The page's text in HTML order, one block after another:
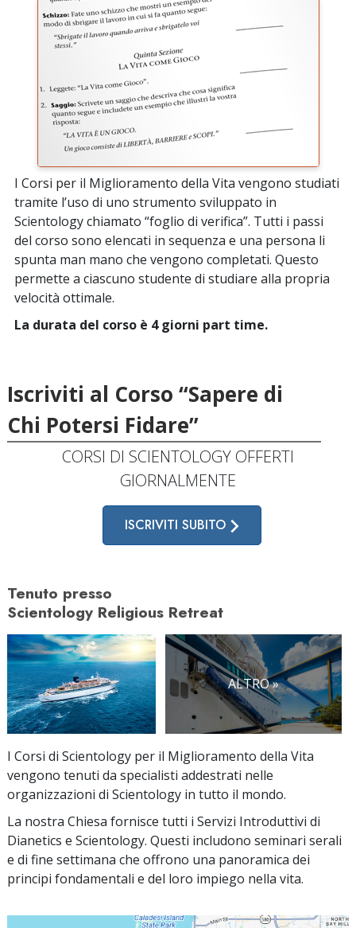
I Corsi per il Miglioramento della Vita vengono studiati
tramite l’uso di uno strumento sviluppato in
Scientology chiamato “foglio di verifica”. Tutti i passi
del corso sono elencati in sequenza e una persona li
spunta man mano che vengono completati. Questo
permette a ciascuno studente di studiare alla propria
velocità ottimale.
La durata del corso è 4 giorni part time.
Iscriviti al Corso “Sapere di
Chi Potersi Fidare”
CORSI DI SCIENTOLOGY OFFERTI
GIORNALMENTE
ISCRIVITI SUBITO
Tenuto presso
Scientology Religious Retreat
ALTRO »
I Corsi di Scientology per il Miglioramento della Vita
vengono tenuti da specialisti addestrati nelle
organizzazioni di Scientology in tutto il mondo.
La nostra Chiesa fornisce tutti i Servizi Introduttivi di
Dianetics e Scientology. Questi includono seminari serali
e di fine settimana che offrono una panoramica dei
principi fondamentali e del loro impiego nella vita.